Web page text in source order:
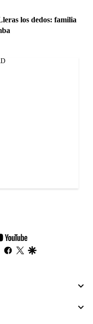
los dedos: familia
youtube-
footer
instagram
facebook
twitter